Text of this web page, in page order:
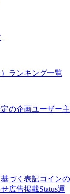
ランキング一覧
の企画ユーザー主
づく表記コインの
広告掲載Status運